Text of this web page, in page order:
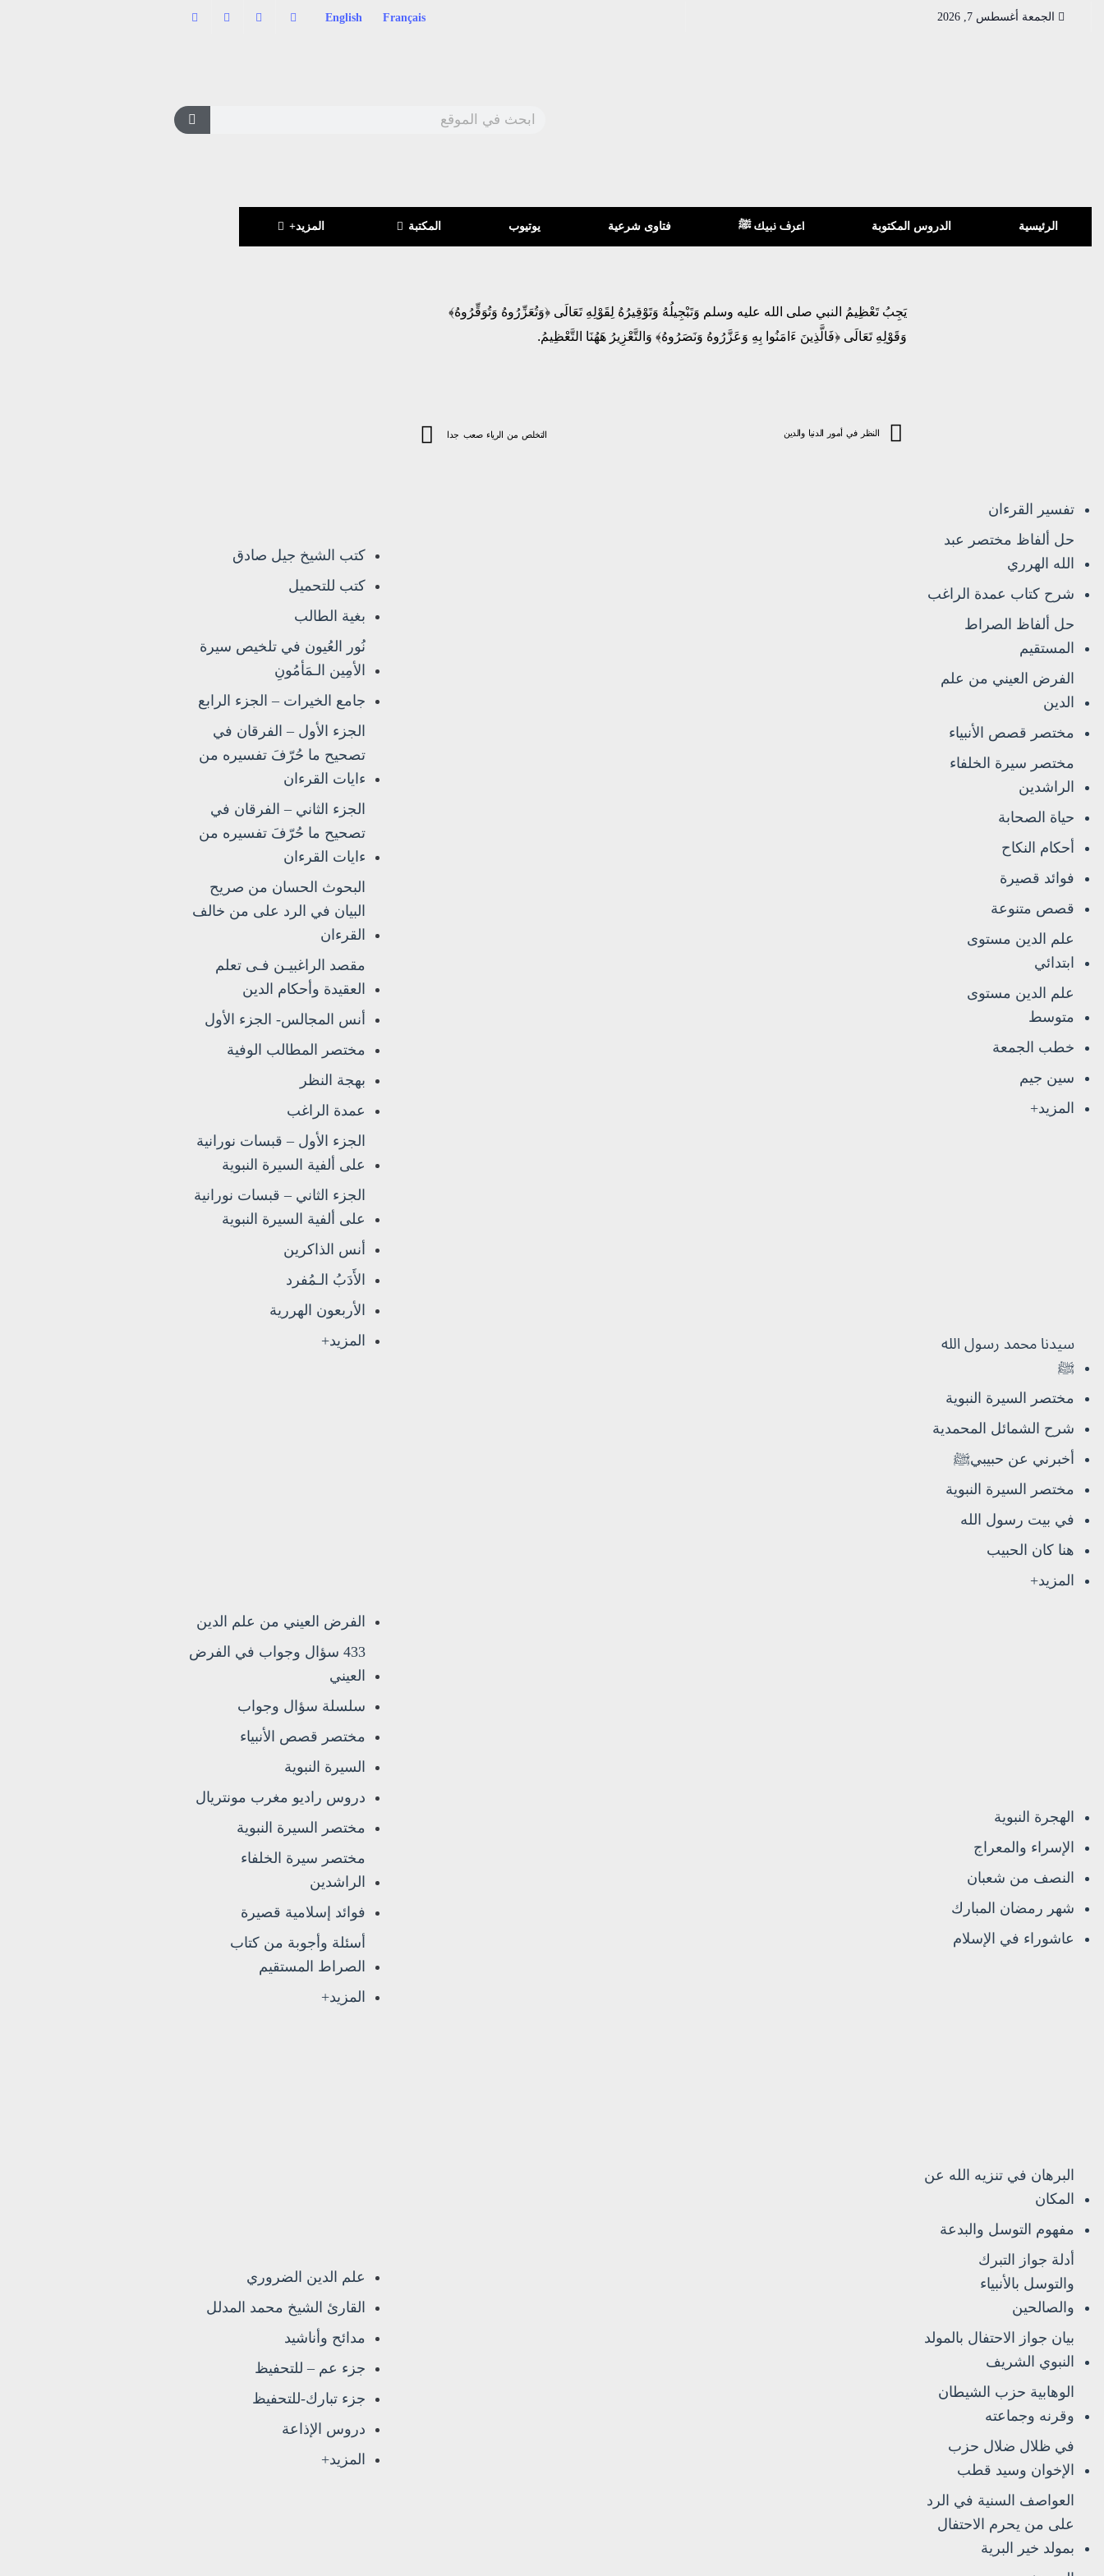
الجمعة أغسطس 7, 2026 Français
English
الرئيسية الدروس المكتوبة اعرف نبيك ﷺ فتاوى شرعية يوتيوب المكتبة المزيد+
تفسير القرءان
حل ألفاظ مختصر عبد
الله الهرري
شرح كتاب عمدة الراغب
حل ألفاظ الصراط
المستقيم
الفرض العيني من علم
الدين
مختصر قصص الأنبياء
مختصر سيرة الخلفاء
الراشدين
حياة الصحابة
أحكام النكاح
فوائد قصيرة
قصص متنوعة
علم الدين مستوى
ابتدائي
علم الدين مستوى
متوسط
خطب الجمعة
سين جيم
المزيد+
سيدنا محمد رسول الله
ﷺ
مختصر السيرة النبوية
شرح الشمائل المحمدية
أخبرني عن حبيبيﷺ
مختصر السيرة النبوية
في بيت رسول الله
هنا كان الحبيب
المزيد+
الهجرة النبوية
الإسراء والمعراج
النصف من شعبان
شهر رمضان المبارك
عاشوراء في الإسلام
البرهان في تنزيه الله عن
المكان
مفهوم التوسل والبدعة
أدلة جواز التبرك
والتوسل بالأنبياء
والصالحين
بيان جواز الاحتفال بالمولد
النبوي الشريف
الوهابية حزب الشيطان
وقرنه وجماعته
في ظلال ضلال حزب
الإخوان وسيد قطب
العواصف السنية في الرد
على من يحرم الاحتفال
بمولد خير البرية
يَجِبُ تَعْظِيمُ النبي صلى الله عليه وسلم وَتَبْجِيلُهُ وَتَوْقِيرُهُ لِقَوْلِهِ تَعَالَى ﴿وَتُعَزِّرُوهُ وَتُوَقِّرُوهُ﴾
وَقَوْلِهِ تَعَالَى ﴿فَالَّذِينَ ءَامَنُوا بِهِ وَعَزَّرُوهُ وَنَصَرُوهُ﴾ وَالتَّعْزِيرُ هَهُنَا التَّعْظِيمُ.
النظر في أمور الدنيا والدين التخلص من الرياء صعب جدا
كتب الشيخ جيل صادق
كتب للتحميل
بغية الطالب
نُور العُيون في تلخيص سيرة
الأمِين الـمَأمُونِ
جامع الخيرات – الجزء الرابع
الجزء الأول – الفرقان في
تصحيح ما حُرّفَ تفسيره من
ءايات القرءان
الجزء الثاني – الفرقان في
تصحيح ما حُرّفَ تفسيره من
ءايات القرءان
البحوث الحسان من صريح
البيان في الرد على من خالف
القرءان
مقصد الراغبيـن فـى تعلم
العقيدة وأحكام الدين
أنس المجالس- الجزء الأول
مختصر المطالب الوفية
بهجة النظر
عمدة الراغب
الجزء الأول – قبسات نورانية
على ألفية السيرة النبوية
الجزء الثاني – قبسات نورانية
على ألفية السيرة النبوية
أنس الذاكرين
الأَدَبُ الـمُفرد
الأربعون الهررية
المزيد+
الفرض العيني من علم الدين
433 سؤال وجواب في الفرض
العيني
سلسلة سؤال وجواب
مختصر قصص الأنبياء
السيرة النبوية
دروس راديو مغرب مونتريال
مختصر السيرة النبوية
مختصر سيرة الخلفاء
الراشدين
فوائد إسلامية قصيرة
أسئلة وأجوبة من كتاب
الصراط المستقيم
المزيد+
علم الدين الضروري
القارئ الشيخ محمد المدلل
مدائح وأناشيد
جزء عم – للتحفيظ
جزء تبارك-للتحفيظ
دروس الإذاعة
المزيد+